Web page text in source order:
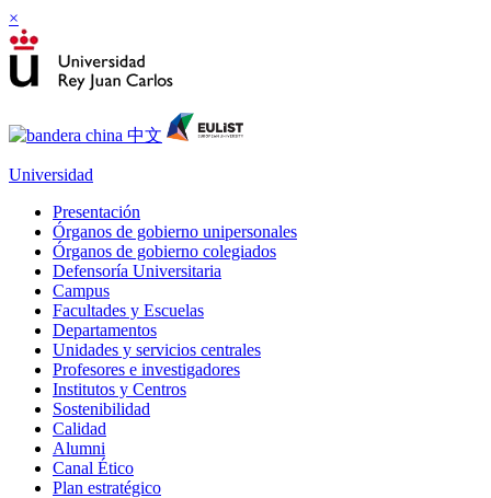
×
Universidad
Presentación
Órganos de gobierno unipersonales
Órganos de gobierno colegiados
Defensoría Universitaria
Campus
Facultades y Escuelas
Departamentos
Unidades y servicios centrales
Profesores e investigadores
Institutos y Centros
Sostenibilidad
Calidad
Alumni
Canal Ético
Plan estratégico